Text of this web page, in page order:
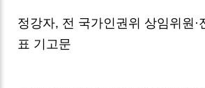
정강자, 전 국가인권위 상임위원·
표 기고문